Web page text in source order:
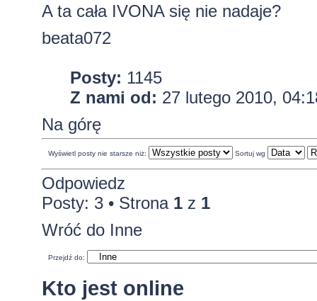
A ta cała IVONA się nie nadaje?
beata072
Posty: 1145
Z nami od: 27 lutego 2010,
Na górę
Wyświetl posty nie starsze niż: Sortuj wg
Odpowiedz
Posty: 3 • Strona 1z 1
Wróć do Inne
Przejdź do:
Kto jest online